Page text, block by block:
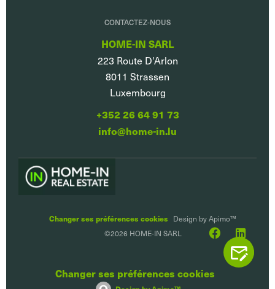
CONTACTEZ-NOUS
HOME-IN SARL
223 Route D'Arlon
8011 Strassen
Luxembourg
+352 26 64 91 73
info@home-in.lu
Changer ses préférences cookies Design byApimo™
©2026 HOME-IN SARL
Changer ses préférences cookies